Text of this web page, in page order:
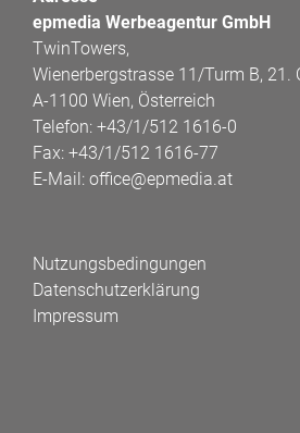
epmedia Werbeagentur GmbH
TwinTowers,
Wienerbergstrasse 11/Turm B, 21.
A-1100 Wien, Österreich
Telefon: +43/1/512 1616-0
Fax: +43/1/512 1616-77
E-Mail: office@epmedia.at
Nutzungsbedingungen
Datenschutzerklärung
Impressum